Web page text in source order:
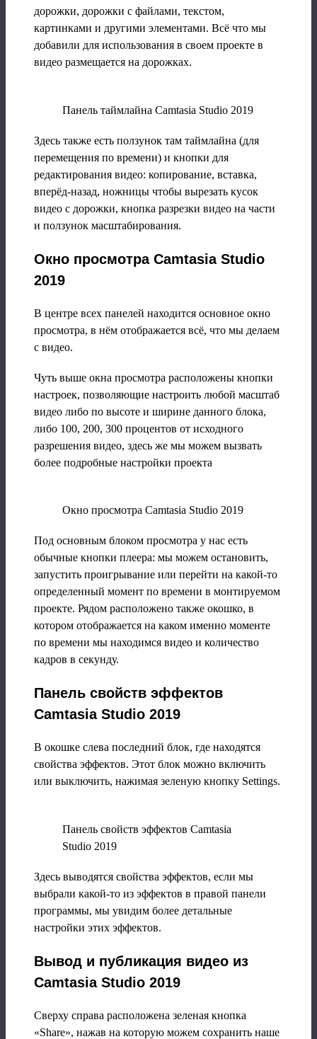
дорожки, дорожки с файлами, текстом,
картинками и другими элементами. Всё что мы
добавили для использования в своем проекте в
видео размещается на дорожках.
Панель таймлайна Camtasia Studio 2019
Здесь также есть ползунок там таймлайна (для
перемещения по времени) и кнопки для
редактирования видео: копирование, вставка,
вперёд-назад, ножницы чтобы вырезать кусок
видео с дорожки, кнопка разрезки видео на части
и ползунок масштабирования.
Окно просмотра Camtasia Studio
2019
В центре всех панелей находится основное окно
просмотра, в нём отображается всё, что мы делаем
с видео.
Чуть выше окна просмотра расположены кнопки
настроек, позволяющие настроить любой масштаб
видео либо по высоте и ширине данного блока,
либо 100, 200, 300 процентов от исходного
разрешения видео, здесь же мы можем вызвать
более подробные настройки проекта
Окно просмотра Camtasia Studio 2019
Под основным блоком просмотра у нас есть
обычные кнопки плеера: мы можем остановить,
запустить проигрывание или перейти на какой-то
определенный момент по времени в монтируемом
проекте. Рядом расположено также окошко, в
котором отображается на каком именно моменте
по времени мы находимся видео и количество
кадров в секунду.
Панель свойств эффектов
Camtasia Studio 2019
В окошке слева последний блок, где находятся
свойства эффектов. Этот блок можно включить
или выключить, нажимая зеленую кнопку Settings.
Панель свойств эффектов Camtasia
Studio 2019
Здесь выводятся свойства эффектов, если мы
выбрали какой-то из эффектов в правой панели
программы, мы увидим более детальные
настройки этих эффектов.
Вывод и публикация видео из
Camtasia Studio 2019
Сверху справа расположена зеленая кнопка
«Share», нажав на которую можем сохранить наше